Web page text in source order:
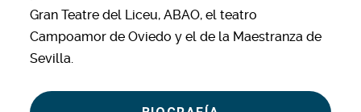
Gran Teatre del Liceu, ABAO, el teatro
Campoamor de Oviedo y el de la Maestranza de
Sevilla.